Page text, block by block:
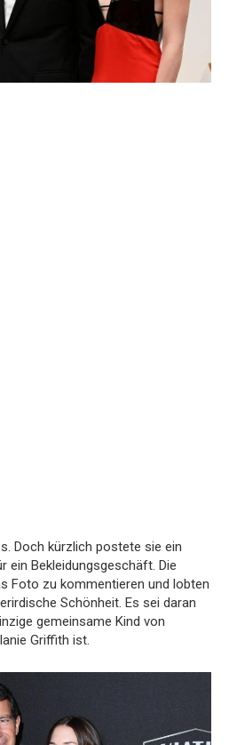
Doch kürzlich postete sie ein
ein Bekleidungsgeschäft. Die
Foto zu kommentieren und lobten
Schönheit. Es sei daran
gemeinsame Kind von
Griffith ist.